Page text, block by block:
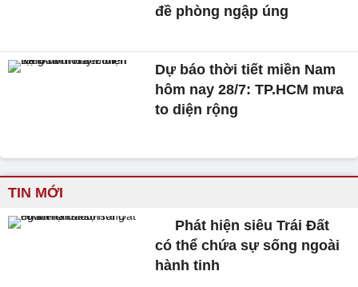
đề phòng ngập úng
Dự báo thời tiết miền Nam
hôm nay 28/7: TP.HCM mưa
to diện rộng
TIN MỚI
Phát hiện siêu Trái Đất
có thể chứa sự sống ngoài
hành tinh